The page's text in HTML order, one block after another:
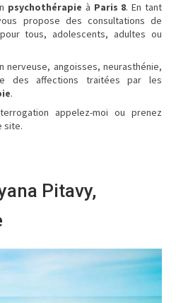
psychothérapie à Paris 8. En tant
propose des consultations de
tous, adolescents, adultes ou
nerveuse, angoisses, neurasthénie,
des affections traitées par les
.
appelez-moi ou prenez
site.
Pitavy,